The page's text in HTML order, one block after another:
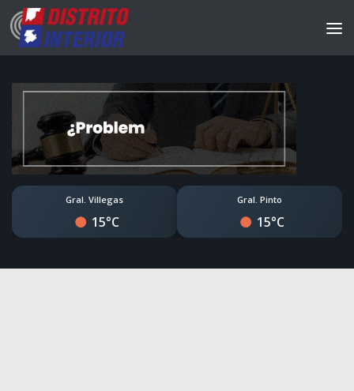
Gral. Villegas
15°C
Gral. Pinto
15°C